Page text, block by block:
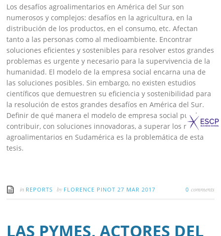
Los desafíos agroalimentarios en América del Sur son
numerosos y complejos: desafíos en la agricultura, en la
distribución de los productos, en el consumo, etc. Afectan
tanto a las personas como al medioambiente. Encontrar
soluciones eficientes y sostenibles para resolver estos grandes
problemas es urgente y necesario para la supervivencia de la
humanidad. El modelo de la empresa social encarna una de
las soluciones posibles. Sin embargo, no existen estudios
científicos que demuestren su eficiencia y sostenibilidad para
la resolución de estos grandes desafíos en América del Sur.
Definir de qué manera el modelo de empresa social puede
contribuir, con soluciones innovadoras, a superar los retos
agroalimentarios en Sudamérica es la problemática de esta
tesis.
in REPORTS by FLORENCE PINOT 27 MAR 2017 0 comments
LAS PYMES, ACTORES DEL